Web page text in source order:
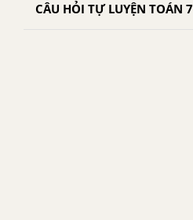
CÂU HỎI TỰ LUYỆN TOÁN 7